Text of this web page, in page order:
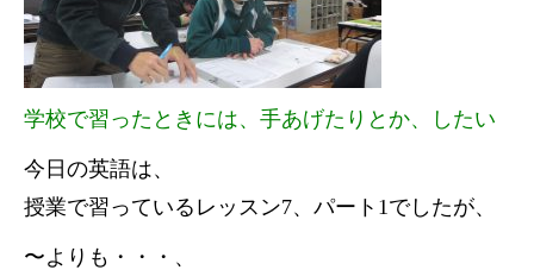
学校で習ったときには、手あげたりとか、したい
今日の英語は、
授業で習っているレッスン7、パート1でしたが、
〜よりも・・・、